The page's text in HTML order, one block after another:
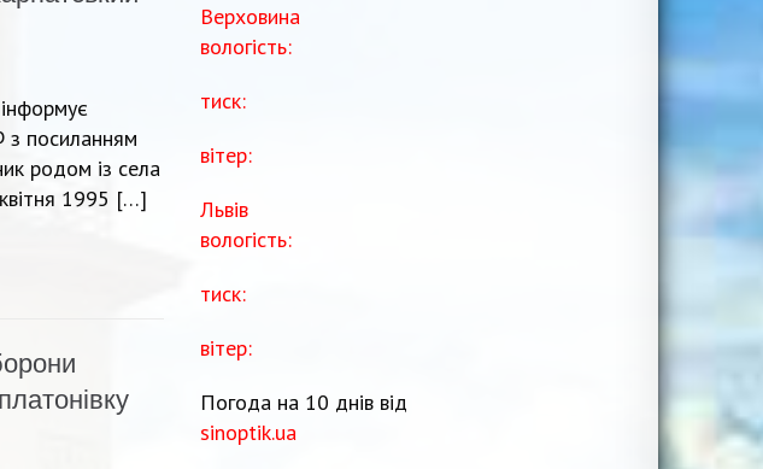
з поcиланням
родом із села
1995 […]
Верховина
вологість:
тиск:
вітер:
Львів
вологість:
тиск:
вітер:
Погода на 10 днів від
sinoptik.ua